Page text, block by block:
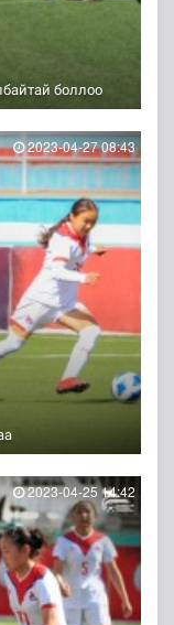
боллоо
2023-04-27 08:43
2023-04-25 14:42